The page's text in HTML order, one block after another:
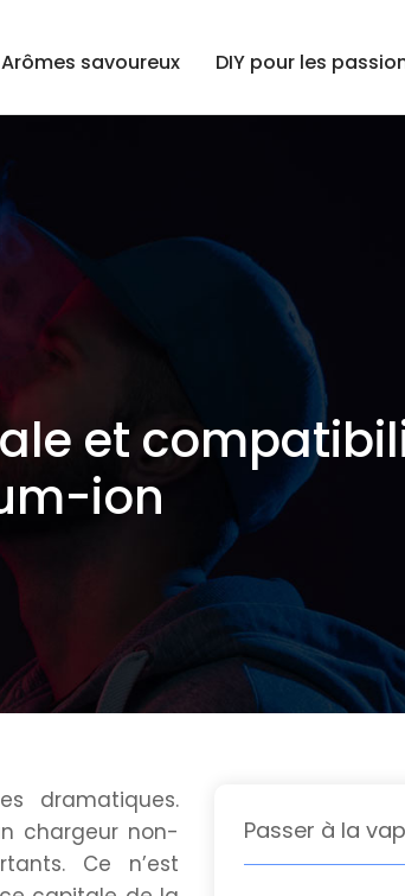
Arômes savoureux DIY pour les
et
ion
dramatiques.
chargeur non-
Ce n’est
Passer à la